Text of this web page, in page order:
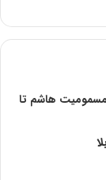
مسمومیت هاشم تا